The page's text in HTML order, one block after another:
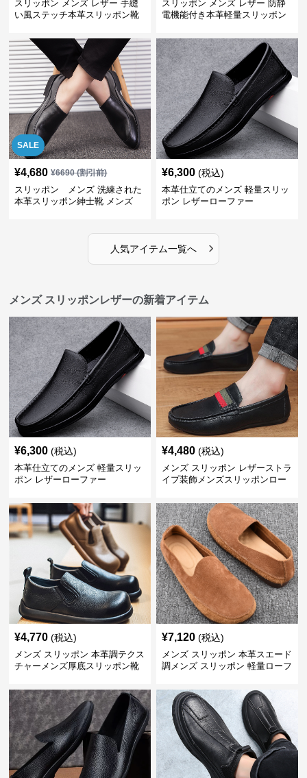
スリッポン メンズ レザー 手縫
い風ステッチ本革スリッポン靴
スリッポン メンズ レザー 防静
電機能付き本革軽量スリッポン
SALE
¥4,680 ¥6690(割引前)
スリッポン メンズ 洗練された
本革スリッポン紳士靴 メンズ
¥6,300 (税込)
本革仕立てのメンズ 軽量スリッ
ポン レザーローファー
人気アイテム一覧へ ›
メンズ スリッポンレザーの新着アイテム
¥6,300 (税込)
本革仕立てのメンズ 軽量スリッ
ポン レザーローファー
¥4,480 (税込)
メンズ スリッポン レザーストラ
イプ装飾メンズスリッポンロー
¥4,770 (税込)
メンズ スリッポン 本革調テクス
チャーメンズ厚底スリッポン靴
¥7,120 (税込)
メンズ スリッポン 本革スエード
調メンズ スリッポン 軽量ローフ